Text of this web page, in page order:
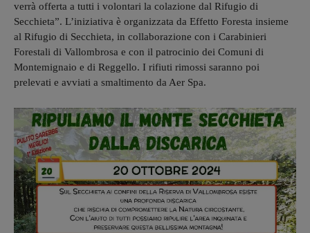
verrà offerta a tutti i volontari la colazione dal Rifugio di
Secchieta”. L’iniziativa è organizzata da Effetto Foresta insieme
al Rifugio di Secchieta, in collaborazione con i Carabinieri
Forestali di Vallombrosa e con il patrocinio dei Comuni di
Montemignaio e di Reggello. I rifiuti rimossi saranno poi
prelevati e avviati a smaltimento da Aer Spa.